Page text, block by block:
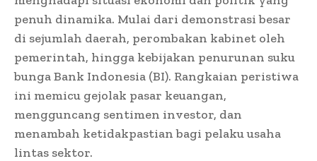
penuh dinamika. Mulai dari demonstrasi besar
di sejumlah daerah, perombakan kabinet oleh
pemerintah, hingga kebijakan penurunan suku
bunga Bank Indonesia (BI). Rangkaian peristiwa
ini memicu gejolak pasar keuangan,
mengguncang sentimen investor, dan
menambah ketidakpastian bagi pelaku usaha
lintas sektor.